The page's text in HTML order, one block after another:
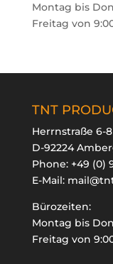
Montag bis
Freitag von
TNT
Herrnstraße 6-8
D-92224
Phone: +49 (0)
E-Mail:
Bürozeiten:
Montag bis
Freitag von